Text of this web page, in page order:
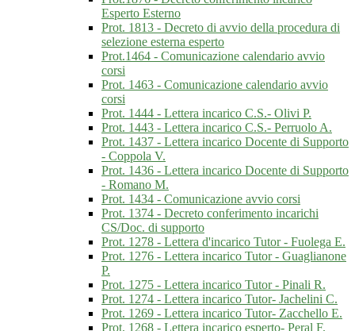
Esperto Esterno
Prot. 1813 - Decreto di avvio della procedura di
selezione esterna esperto
Prot.1464 - Comunicazione calendario avvio
corsi
Prot. 1463 - Comunicazione calendario avvio
corsi
Prot. 1444 - Lettera incarico C.S.- Olivi P.
Prot. 1443 - Lettera incarico C.S.- Perruolo A.
Prot. 1437 - Lettera incarico Docente di Supporto
- Coppola V.
Prot. 1436 - Lettera incarico Docente di Supporto
- Romano M.
Prot. 1434 - Comunicazione avvio corsi
Prot. 1374 - Decreto conferimento incarichi
CS/Doc. di supporto
Prot. 1278 - Lettera d'incarico Tutor - Fuolega E.
Prot. 1276 - Lettera incarico Tutor - Guaglianone
P.
Prot. 1275 - Lettera incarico Tutor - Pinali R.
Prot. 1274 - Lettera incarico Tutor- Jachelini C.
Prot. 1269 - Lettera incarico Tutor- Zacchello E.
Prot. 1268 - Lettera incarico esperto- Peral F.